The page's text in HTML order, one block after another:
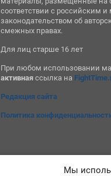
соответствии с российским
законодательством об
смежных правах.
Для лиц старше 16 лет
При любом использовании
активная ссылка на
Редакция сайта
Политика
Мы